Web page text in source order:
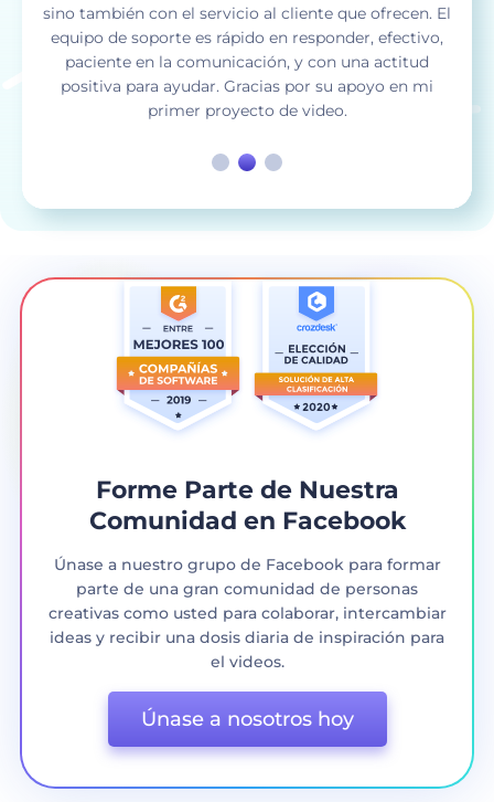
presentación de diapositivas, un logo animado, un
video musical visual o cualquier otra cosa,
Renderforest me ahorra mucho tiempo. Además, los
créditos que no se utilizan al final del mes se pasan al
mes siguiente.
Forme Parte de Nuestra
Comunidad en Facebook
Únase a nuestro grupo de Facebook para formar
parte de una gran comunidad de personas
creativas como usted para colaborar, intercambiar
ideas y recibir una dosis diaria de inspiración para
el videos.
Únase a nosotros hoy